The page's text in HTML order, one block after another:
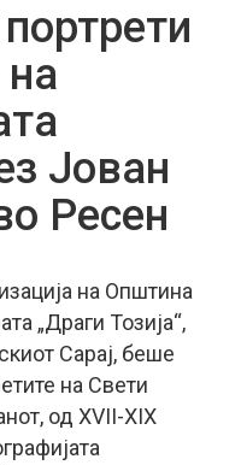
Јован
Ресен
на Општина
„Драги Тозија“,
Сарај, беше
на Свети
од XVII-XIX